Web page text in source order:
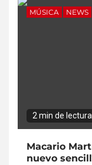
MÚSICA NEWS
2 min de lectura
Macario
nuevo